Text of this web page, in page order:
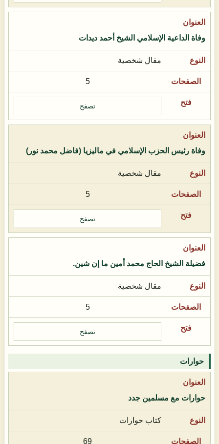
وفاة الداعية الإسلامي الشيخ أحمد ديدات
مقال شخصية
5
تصفح
وفاة رئيس الحزب الإسلامي في ماليزيا (فاضل محمد نور)
مقال شخصية
5
تصفح
فضيلة الشيخ الحاج محمد أمين ما إن شين.
مقال شخصية
5
تصفح
حوارات
حوارات مع مسلمين جدد
كتاب حوارات
69